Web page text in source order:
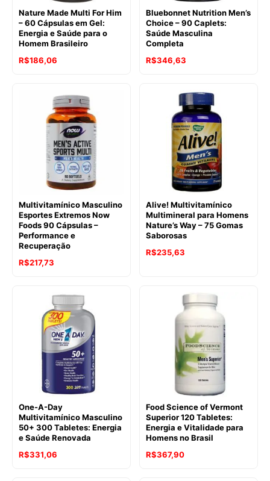
Nature Made Multi For Him
– 60 Cápsulas em Gel:
Energia e Saúde para o
Homem Brasileiro
R$186,06
Bluebonnet Nutrition Men’s
Choice – 90 Caplets:
Saúde Masculina
Completa
R$346,63
Multivitamínico Masculino
Esportes Extremos Now
Foods 90 Cápsulas –
Performance e
Recuperação
R$217,73
Alive! Multivitamínico
Multimineral para Homens
Nature’s Way – 75 Gomas
Saborosas
R$235,63
One-A-Day
Multivitamínico Masculino
50+ 300 Tabletes: Energia
e Saúde Renovada
R$331,06
Food Science of Vermont
Superior 120 Tabletes:
Energia e Vitalidade para
Homens no Brasil
R$367,90